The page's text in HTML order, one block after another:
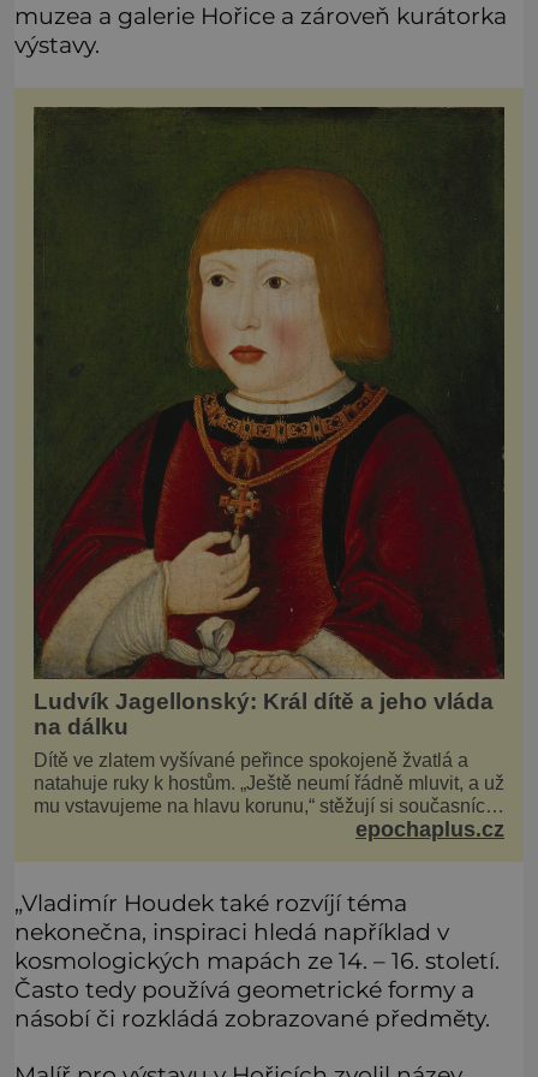
muzea a galerie Hořice a zároveň kurátorka
výstavy.
Ludvík Jagellonský: Král dítě a jeho vláda
na dálku
Dítě ve zlatem vyšívané peřince spokojeně žvatlá a
natahuje ruky k hostům. „Ještě neumí řádně mluvit, a už
mu vstavujeme na hlavu korunu,“ stěžují si současníci,
pro které je k neuvěření, že droboučký princ se dnes
epochaplus.cz
„Vladimír Houdek také rozvíjí téma
nekonečna, inspiraci hledá například v
kosmologických mapách ze 14. – 16. století.
Často tedy používá geometrické formy a
násobí či rozkládá zobrazované předměty.